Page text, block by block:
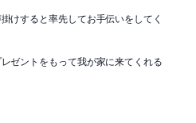
けすると率先してお手伝いをしてく
ゼントをもって我が家に来てくれる